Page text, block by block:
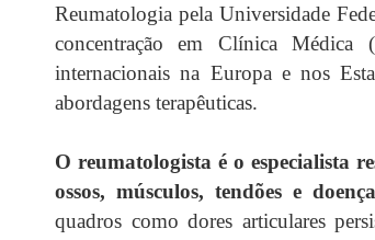
Reumatologia pela Universidade
concentração em Clínica Médica
internacionais na Europa e nos
abordagens terapêuticas.
O reumatologista é o especialista
ossos, músculos, tendões e
quadros como dores articulares